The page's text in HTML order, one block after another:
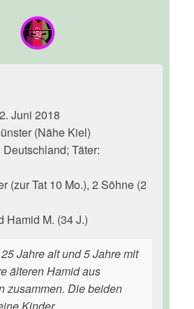
Juni 2018
(Nähe Kiel)
Täter:
(zur Tat 10 Mo.), 2 Söhne (2
Hamid M. (34 J.)
Jahre alt und 5 Jahre mit
älteren Hamid aus
zusammen. Die beiden